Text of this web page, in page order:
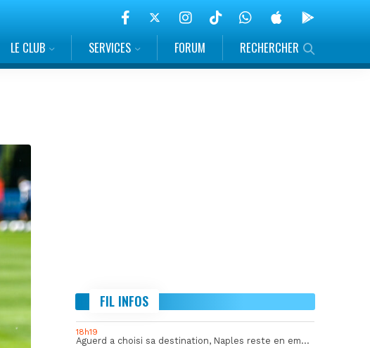
LE CLUB SERVICES FORUM RECHERCHER
FIL INFOS
18h19
Aguerd a choisi sa destination, Naples reste en embuscade